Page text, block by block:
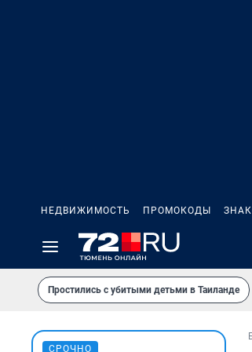
НЕДВИЖИМОСТЬ ПРОМОКОДЫ
Простились с убитыми детьми в Таиланде
СРОЧНО